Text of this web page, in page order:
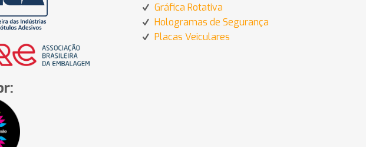
Gráfica Rotativa
Hologramas de Segurança
Placas Veiculares